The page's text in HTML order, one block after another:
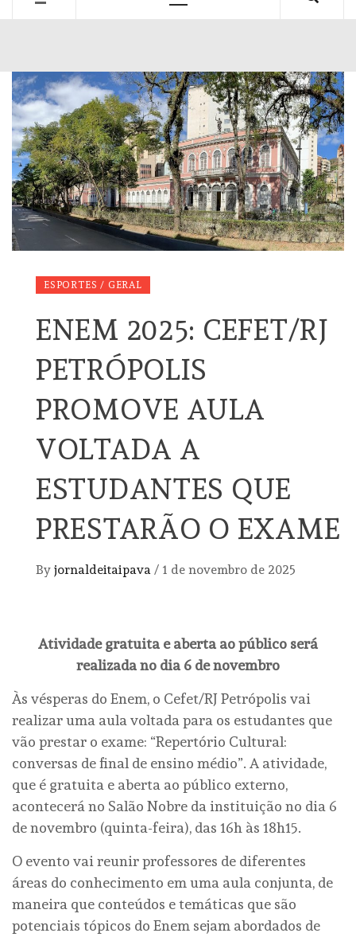
ESPORTES / GERAL
ENEM 2025: CEFET/RJ
PETRÓPOLIS
PROMOVE AULA
VOLTADA A
ESTUDANTES QUE
PRESTARÃO O EXAME
By jornaldeitaipava / 1 de novembro de 2025
Atividade gratuita e aberta ao público será
realizada no dia 6 de novembro
Às vésperas do Enem, o Cefet/RJ Petrópolis vai
realizar uma aula voltada para os estudantes que
vão prestar o exame: “Repertório Cultural:
conversas de final de ensino médio”. A atividade,
que é gratuita e aberta ao público externo,
acontecerá no Salão Nobre da instituição no dia 6
de novembro (quinta-feira), das 16h às 18h15.
O evento vai reunir professores de diferentes
áreas do conhecimento em uma aula conjunta, de
maneira que conteúdos e temáticas que são
potenciais tópicos do Enem sejam abordados de